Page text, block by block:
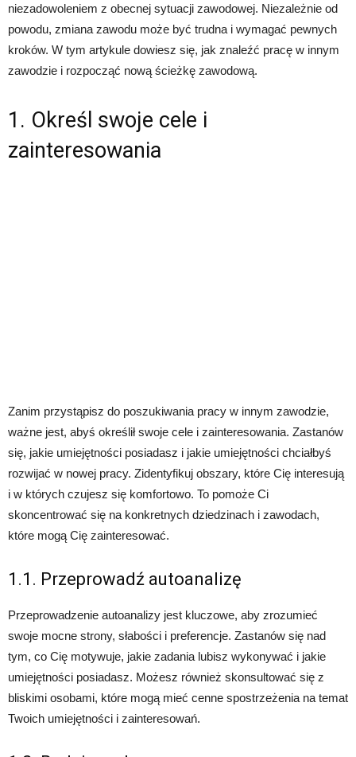
niezadowoleniem z obecnej sytuacji zawodowej. Niezależnie od
powodu, zmiana zawodu może być trudna i wymagać pewnych
kroków. W tym artykule dowiesz się, jak znaleźć pracę w innym
zawodzie i rozpocząć nową ścieżkę zawodową.
1. Określ swoje cele i
zainteresowania
Zanim przystąpisz do poszukiwania pracy w innym zawodzie,
ważne jest, abyś określił swoje cele i zainteresowania. Zastanów
się, jakie umiejętności posiadasz i jakie umiejętności chciałbyś
rozwijać w nowej pracy. Zidentyfikuj obszary, które Cię interesują
i w których czujesz się komfortowo. To pomoże Ci
skoncentrować się na konkretnych dziedzinach i zawodach,
które mogą Cię zainteresować.
1.1. Przeprowadź autoanalizę
Przeprowadzenie autoanalizy jest kluczowe, aby zrozumieć
swoje mocne strony, słabości i preferencje. Zastanów się nad
tym, co Cię motywuje, jakie zadania lubisz wykonywać i jakie
umiejętności posiadasz. Możesz również skonsultować się z
bliskimi osobami, które mogą mieć cenne spostrzeżenia na temat
Twoich umiejętności i zainteresowań.